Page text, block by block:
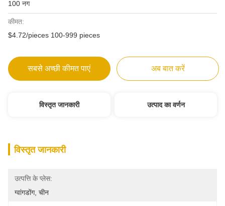
100 नग
कीमत:
$4.72/pieces 100-999 pieces
सबसे अच्छी कीमत पाएं अब बात करें
विस्तृत जानकारी उत्पाद का वर्णन
विस्तृत जानकारी
उत्पत्ति के प्लेस:
ग्वांगडोंग, चीन